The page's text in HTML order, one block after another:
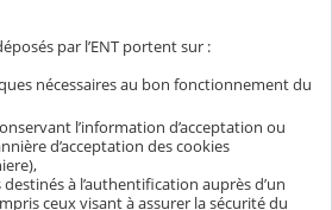
par l’ENT portent sur :
nécessaires au bon fonctionnement du
l’information d’acceptation ou
d’acceptation des cookies
à l’authentification auprès d’un
ceux visant à assurer la sécurité du